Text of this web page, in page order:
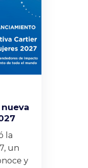
la
un
y